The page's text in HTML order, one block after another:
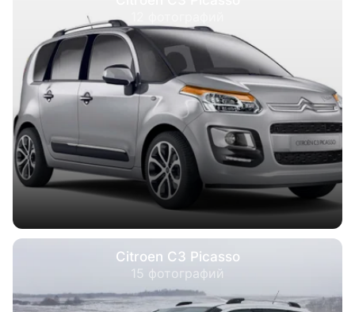
Citroen C3 Picasso
15 фотографий